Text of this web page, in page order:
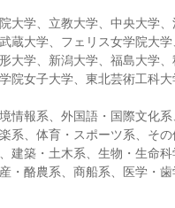
大学、立教大学、中央大学
蔵大学、フェリス女学院大
学、新潟大学、福島大学、
院女子大学、東北芸術工科
情報系、外国語・国際文化
、体育・スポーツ系、その
築・土木系、生物・生命科
・酪農系、商船系、医学・歯